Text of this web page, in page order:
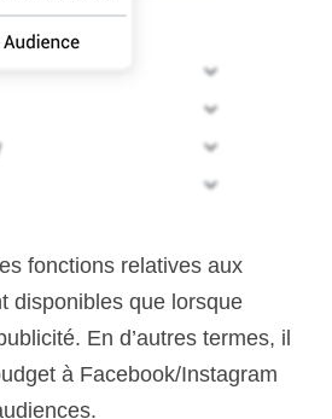
fonctions relatives aux
disponibles que lorsque
En d’autres termes, il
à Facebook/Instagram